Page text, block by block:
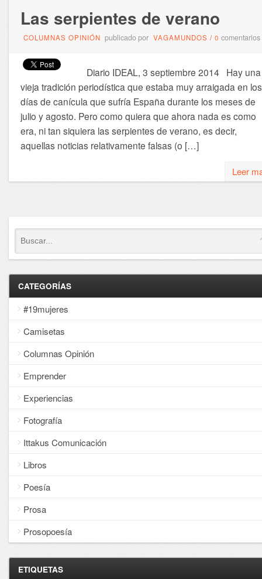
Las serpientes de verano
COLUMNAS OPINIÓN publicado por VAGAMUNDOS / 0 comentarios
Diario IDEAL, 3 septiembre 2014 Hay una
vieja tradición periodística que estaba muy arraigada en los
días de canícula que sufría España durante los meses de
julio y agosto. Pero como quiera que ahora nada es como
era, ni tan siquiera las serpientes de verano, es decir,
aquellas noticias relativamente falsas (o […]
Leer
CATEGORÍAS
#19mujeres
Camisetas
Columnas Opinión
Emprender
Experiencias
Fotografía
Ittakus Comunicación
Libros
Poesía
Prosa
Prosopoesía
ETIQUETAS